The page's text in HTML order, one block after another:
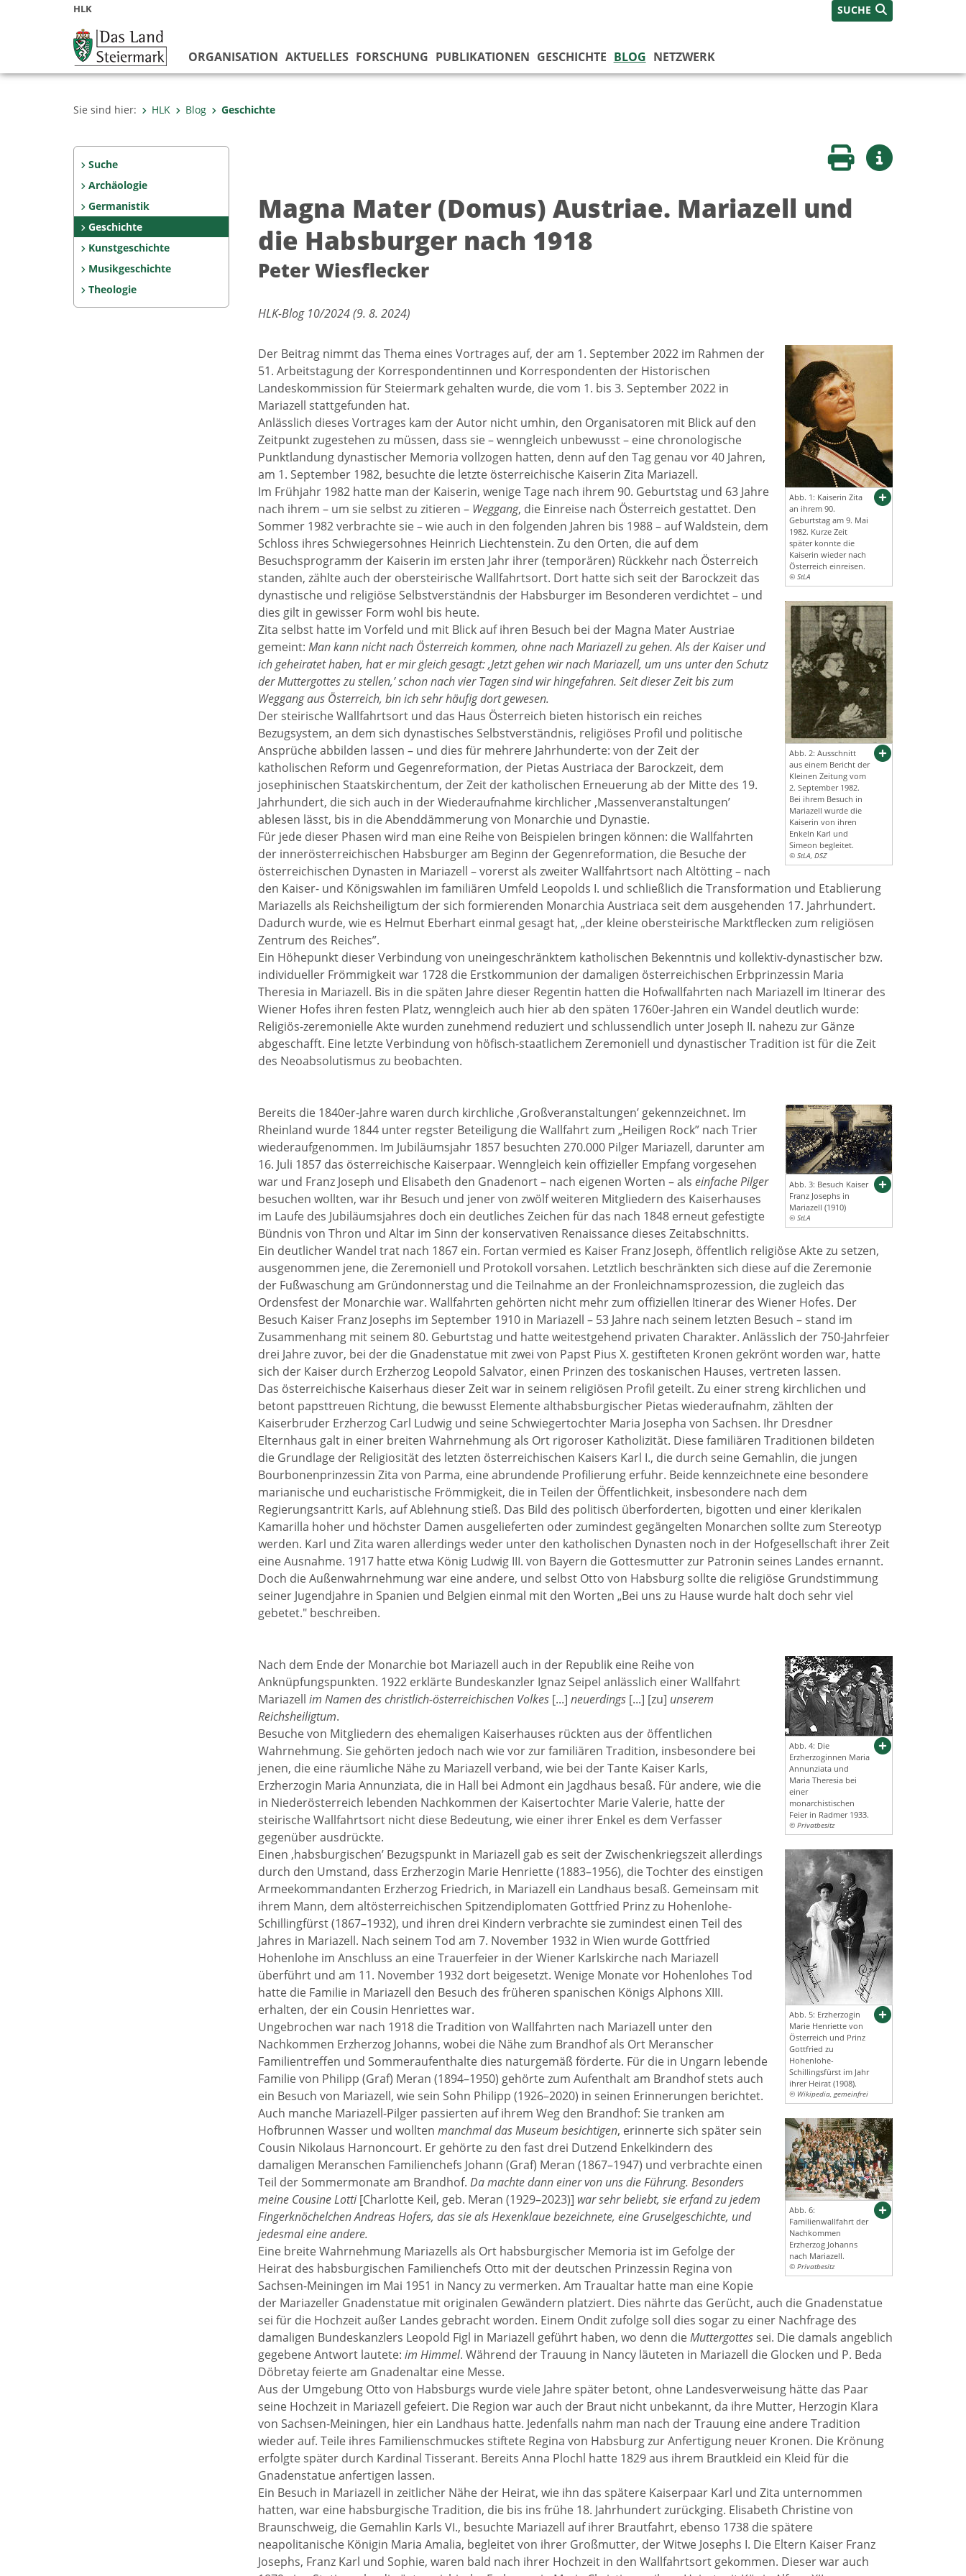
HLK SUCHE
ORGANISATION AKTUELLES FORSCHUNG PUBLIKATIONEN GESCHICHTE BLOG NETZWERK
Sie sind hier: HLK Blog Geschichte
Suche
Archäologie
Germanistik
Geschichte
Kunstgeschichte
Musikgeschichte
Theologie
Seite druckenWeitere Infos
Magna Mater (Domus) Austriae. Mariazell und
die Habsburger nach 1918
Peter Wiesflecker
HLK-Blog 10/2024 (9. 8. 2024)
Abb. 1: Kaiserin Zita
an ihrem 90.
Geburtstag am 9. Mai
1982. Kurze Zeit
später konnte die
Kaiserin wieder nach
Österreich einreisen.
© StLA
Abb. 2: Ausschnitt
aus einem Bericht der
Kleinen Zeitung vom
2. September 1982.
Bei ihrem Besuch in
Mariazell wurde die
Kaiserin von ihren
Enkeln Karl und
Simeon begleitet.
© StLA, DSZ
Der Beitrag nimmt das Thema eines Vortrages auf, der am 1. September 2022 im Rahmen der
51. Arbeitstagung der Korrespondentinnen und Korrespondenten der Historischen
Landeskommission für Steiermark gehalten wurde, die vom 1. bis 3. September 2022 in
Mariazell stattgefunden hat.
Anlässlich dieses Vortrages kam der Autor nicht umhin, den Organisatoren mit Blick auf den
Zeitpunkt zugestehen zu müssen, dass sie – wenngleich unbewusst – eine chronologische
Punktlandung dynastischer Memoria vollzogen hatten, denn auf den Tag genau vor 40 Jahren,
am 1. September 1982, besuchte die letzte österreichische Kaiserin Zita Mariazell.
Im Frühjahr 1982 hatte man der Kaiserin, wenige Tage nach ihrem 90. Geburtstag und 63 Jahre
nach ihrem – um sie selbst zu zitieren – Weggang, die Einreise nach Österreich gestattet. Den
Sommer 1982 verbrachte sie – wie auch in den folgenden Jahren bis 1988 – auf Waldstein, dem
Schloss ihres Schwiegersohnes Heinrich Liechtenstein. Zu den Orten, die auf dem
Besuchsprogramm der Kaiserin im ersten Jahr ihrer (temporären) Rückkehr nach Österreich
standen, zählte auch der obersteirische Wallfahrtsort. Dort hatte sich seit der Barockzeit das
dynastische und religiöse Selbstverständnis der Habsburger im Besonderen verdichtet – und
dies gilt in gewisser Form wohl bis heute.
Zita selbst hatte im Vorfeld und mit Blick auf ihren Besuch bei der Magna Mater Austriae
gemeint: Man kann nicht nach Österreich kommen, ohne nach Mariazell zu gehen. Als der Kaiser und
ich geheiratet haben, hat er mir gleich gesagt: ‚Jetzt gehen wir nach Mariazell, um uns unter den Schutz
der Muttergottes zu stellen,’ schon nach vier Tagen sind wir hingefahren. Seit dieser Zeit bis zum
Weggang aus Österreich, bin ich sehr häufig dort gewesen.
Der steirische Wallfahrtsort und das Haus Österreich bieten historisch ein reiches
Bezugsystem, an dem sich dynastisches Selbstverständnis, religiöses Profil und politische
Ansprüche abbilden lassen – und dies für mehrere Jahrhunderte: von der Zeit der
katholischen Reform und Gegenreformation, der Pietas Austriaca der Barockzeit, dem
josephinischen Staatskirchentum, der Zeit der katholischen Erneuerung ab der Mitte des 19.
Jahrhundert, die sich auch in der Wiederaufnahme kirchlicher ‚Massenveranstaltungen’
ablesen lässt, bis in die Abenddämmerung von Monarchie und Dynastie.
Für jede dieser Phasen wird man eine Reihe von Beispielen bringen können: die Wallfahrten
der innerösterreichischen Habsburger am Beginn der Gegenreformation, die Besuche der
österreichischen Dynasten in Mariazell – vorerst als zweiter Wallfahrtsort nach Altötting – nach
den Kaiser- und Königswahlen im familiären Umfeld Leopolds I. und schließlich die Transformation und Etablierung
Mariazells als Reichsheiligtum der sich formierenden Monarchia Austriaca seit dem ausgehenden 17. Jahrhundert.
Dadurch wurde, wie es Helmut Eberhart einmal gesagt hat, „der kleine obersteirische Marktflecken zum religiösen
Zentrum des Reiches”.
Ein Höhepunkt dieser Verbindung von uneingeschränktem katholischen Bekenntnis und kollektiv-dynastischer bzw.
individueller Frömmigkeit war 1728 die Erstkommunion der damaligen österreichischen Erbprinzessin Maria
Theresia in Mariazell. Bis in die späten Jahre dieser Regentin hatten die Hofwallfahrten nach Mariazell im Itinerar des
Wiener Hofes ihren festen Platz, wenngleich auch hier ab den späten 1760er-Jahren ein Wandel deutlich wurde:
Religiös-zeremonielle Akte wurden zunehmend reduziert und schlussendlich unter Joseph II. nahezu zur Gänze
abgeschafft. Eine letzte Verbindung von höfisch-staatlichem Zeremoniell und dynastischer Tradition ist für die Zeit
des Neoabsolutismus zu beobachten.
Abb. 3: Besuch Kaiser
Franz Josephs in
Mariazell (1910)
© StLA
Bereits die 1840er-Jahre waren durch kirchliche ‚Großveranstaltungen’ gekennzeichnet. Im
Rheinland wurde 1844 unter regster Beteiligung die Wallfahrt zum „Heiligen Rock” nach Trier
wiederaufgenommen. Im Jubiläumsjahr 1857 besuchten 270.000 Pilger Mariazell, darunter am
16. Juli 1857 das österreichische Kaiserpaar. Wenngleich kein offizieller Empfang vorgesehen
war und Franz Joseph und Elisabeth den Gnadenort – nach eigenen Worten – als einfache Pilger
besuchen wollten, war ihr Besuch und jener von zwölf weiteren Mitgliedern des Kaiserhauses
im Laufe des Jubiläumsjahres doch ein deutliches Zeichen für das nach 1848 erneut gefestigte
Bündnis von Thron und Altar im Sinn der konservativen Renaissance dieses Zeitabschnitts.
Ein deutlicher Wandel trat nach 1867 ein. Fortan vermied es Kaiser Franz Joseph, öffentlich religiöse Akte zu setzen,
ausgenommen jene, die Zeremoniell und Protokoll vorsahen. Letztlich beschränkten sich diese auf die Zeremonie
der Fußwaschung am Gründonnerstag und die Teilnahme an der Fronleichnamsprozession, die zugleich das
Ordensfest der Monarchie war. Wallfahrten gehörten nicht mehr zum offiziellen Itinerar des Wiener Hofes. Der
Besuch Kaiser Franz Josephs im September 1910 in Mariazell – 53 Jahre nach seinem letzten Besuch – stand im
Zusammenhang mit seinem 80. Geburtstag und hatte weitestgehend privaten Charakter. Anlässlich der 750-Jahrfeier
drei Jahre zuvor, bei der die Gnadenstatue mit zwei von Papst Pius X. gestifteten Kronen gekrönt worden war, hatte
sich der Kaiser durch Erzherzog Leopold Salvator, einen Prinzen des toskanischen Hauses, vertreten lassen.
Das österreichische Kaiserhaus dieser Zeit war in seinem religiösen Profil geteilt. Zu einer streng kirchlichen und
betont papsttreuen Richtung, die bewusst Elemente althabsburgischer Pietas wiederaufnahm, zählten der
Kaiserbruder Erzherzog Carl Ludwig und seine Schwiegertochter Maria Josepha von Sachsen. Ihr Dresdner
Elternhaus galt in einer breiten Wahrnehmung als Ort rigoroser Katholizität. Diese familiären Traditionen bildeten
die Grundlage der Religiosität des letzten österreichischen Kaisers Karl I., die durch seine Gemahlin, die jungen
Bourbonenprinzessin Zita von Parma, eine abrundende Profilierung erfuhr. Beide kennzeichnete eine besondere
marianische und eucharistische Frömmigkeit, die in Teilen der Öffentlichkeit, insbesondere nach dem
Regierungsantritt Karls, auf Ablehnung stieß. Das Bild des politisch überforderten, bigotten und einer klerikalen
Kamarilla hoher und höchster Damen ausgelieferten oder zumindest gegängelten Monarchen sollte zum Stereotyp
werden. Karl und Zita waren allerdings weder unter den katholischen Dynasten noch in der Hofgesellschaft ihrer Zeit
eine Ausnahme. 1917 hatte etwa König Ludwig III. von Bayern die Gottesmutter zur Patronin seines Landes ernannt.
Doch die Außenwahrnehmung war eine andere, und selbst Otto von Habsburg sollte die religiöse Grundstimmung
seiner Jugendjahre in Spanien und Belgien einmal mit den Worten „Bei uns zu Hause wurde halt doch sehr viel
gebetet." beschreiben.
Abb. 4: Die
Erzherzoginnen Maria
Annunziata und
Maria Theresia bei
einer
monarchistischen
Feier in Radmer 1933.
© Privatbesitz
Abb. 5: Erzherzogin
Marie Henriette von
Österreich und Prinz
Gottfried zu
Hohenlohe-
Schillingsfürst im Jahr
ihrer Heirat (1908).
© Wikipedia, gemeinfrei
Abb. 6:
Familienwallfahrt der
Nachkommen
Erzherzog Johanns
nach Mariazell.
© Privatbesitz
Nach dem Ende der Monarchie bot Mariazell auch in der Republik eine Reihe von
Anknüpfungspunkten. 1922 erklärte Bundeskanzler Ignaz Seipel anlässlich einer Wallfahrt
Mariazell im Namen des christlich-österreichischen Volkes[...] neuerdings[...] [zu] unserem
Reichsheiligtum.
Besuche von Mitgliedern des ehemaligen Kaiserhauses rückten aus der öffentlichen
Wahrnehmung. Sie gehörten jedoch nach wie vor zur familiären Tradition, insbesondere bei
jenen, die eine räumliche Nähe zu Mariazell verband, wie bei der Tante Kaiser Karls,
Erzherzogin Maria Annunziata, die in Hall bei Admont ein Jagdhaus besaß. Für andere, wie die
in Niederösterreich lebenden Nachkommen der Kaisertochter Marie Valerie, hatte der
steirische Wallfahrtsort nicht diese Bedeutung, wie einer ihrer Enkel es dem Verfasser
gegenüber ausdrückte.
Einen ‚habsburgischen’ Bezugspunkt in Mariazell gab es seit der Zwischenkriegszeit allerdings
durch den Umstand, dass Erzherzogin Marie Henriette (1883–1956), die Tochter des einstigen
Armeekommandanten Erzherzog Friedrich, in Mariazell ein Landhaus besaß. Gemeinsam mit
ihrem Mann, dem altösterreichischen Spitzendiplomaten Gottfried Prinz zu Hohenlohe-
Schillingfürst (1867–1932), und ihren drei Kindern verbrachte sie zumindest einen Teil des
Jahres in Mariazell. Nach seinem Tod am 7. November 1932 in Wien wurde Gottfried
Hohenlohe im Anschluss an eine Trauerfeier in der Wiener Karlskirche nach Mariazell
überführt und am 11. November 1932 dort beigesetzt. Wenige Monate vor Hohenlohes Tod
hatte die Familie in Mariazell den Besuch des früheren spanischen Königs Alphons XIII.
erhalten, der ein Cousin Henriettes war.
Ungebrochen war nach 1918 die Tradition von Wallfahrten nach Mariazell unter den
Nachkommen Erzherzog Johanns, wobei die Nähe zum Brandhof als Ort Meranscher
Familientreffen und Sommeraufenthalte dies naturgemäß förderte. Für die in Ungarn lebende
Familie von Philipp (Graf) Meran (1894–1950) gehörte zum Aufenthalt am Brandhof stets auch
ein Besuch von Mariazell, wie sein Sohn Philipp (1926–2020) in seinen Erinnerungen berichtet.
Auch manche Mariazell-Pilger passierten auf ihrem Weg den Brandhof: Sie tranken am
Hofbrunnen Wasser und wollten manchmal das Museum besichtigen, erinnerte sich später sein
Cousin Nikolaus Harnoncourt. Er gehörte zu den fast drei Dutzend Enkelkindern des
damaligen Meranschen Familienchefs Johann (Graf) Meran (1867–1947) und verbrachte einen
Teil der Sommermonate am Brandhof. Da machte dann einer von uns die Führung. Besonders
meine Cousine Lotti[Charlotte Keil, geb. Meran (1929–2023)] war sehr beliebt, sie erfand zu jedem
Fingerknöchelchen Andreas Hofers, das sie als Hexenklaue bezeichnete, eine Gruselgeschichte, und
jedesmal eine andere.
Eine breite Wahrnehmung Mariazells als Ort habsburgischer Memoria ist im Gefolge der
Heirat des habsburgischen Familienchefs Otto mit der deutschen Prinzessin Regina von
Sachsen-Meiningen im Mai 1951 in Nancy zu vermerken. Am Traualtar hatte man eine Kopie
der Mariazeller Gnadenstatue mit originalen Gewändern platziert. Dies nährte das Gerücht, auch die Gnadenstatue
sei für die Hochzeit außer Landes gebracht worden. Einem Ondit zufolge soll dies sogar zu einer Nachfrage des
damaligen Bundeskanzlers Leopold Figl in Mariazell geführt haben, wo denn dieMuttergottessei. Die damals angeblich
gegebene Antwort lautete: im Himmel. Während der Trauung in Nancy läuteten in Mariazell die Glocken und P. Beda
Döbretay feierte am Gnadenaltar eine Messe.
Aus der Umgebung Otto von Habsburgs wurde viele Jahre später betont, ohne Landesverweisung hätte das Paar
seine Hochzeit in Mariazell gefeiert. Die Region war auch der Braut nicht unbekannt, da ihre Mutter, Herzogin Klara
von Sachsen-Meiningen, hier ein Landhaus hatte. Jedenfalls nahm man nach der Trauung eine andere Tradition
wieder auf. Teile ihres Familienschmuckes stiftete Regina von Habsburg zur Anfertigung neuer Kronen. Die Krönung
erfolgte später durch Kardinal Tisserant. Bereits Anna Plochl hatte 1829 aus ihrem Brautkleid ein Kleid für die
Gnadenstatue anfertigen lassen.
Ein Besuch in Mariazell in zeitlicher Nähe der Heirat, wie ihn das spätere Kaiserpaar Karl und Zita unternommen
hatten, war eine habsburgische Tradition, die bis ins frühe 18. Jahrhundert zurückging. Elisabeth Christine von
Braunschweig, die Gemahlin Karls VI., besuchte Mariazell auf ihrer Brautfahrt, ebenso 1738 die spätere
neapolitanische Königin Maria Amalia, begleitet von ihrer Großmutter, der Witwe Josephs I. Die Eltern Kaiser Franz
Josephs, Franz Karl und Sophie, waren bald nach ihrer Hochzeit in den Wallfahrtsort gekommen. Dieser war auch